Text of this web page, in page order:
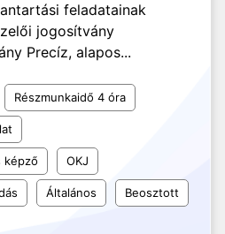
feladatainak
jogosítvány
Precíz, alapos...
Részmunkaidő 4 óra
képző OKJ
Általános Beosztott